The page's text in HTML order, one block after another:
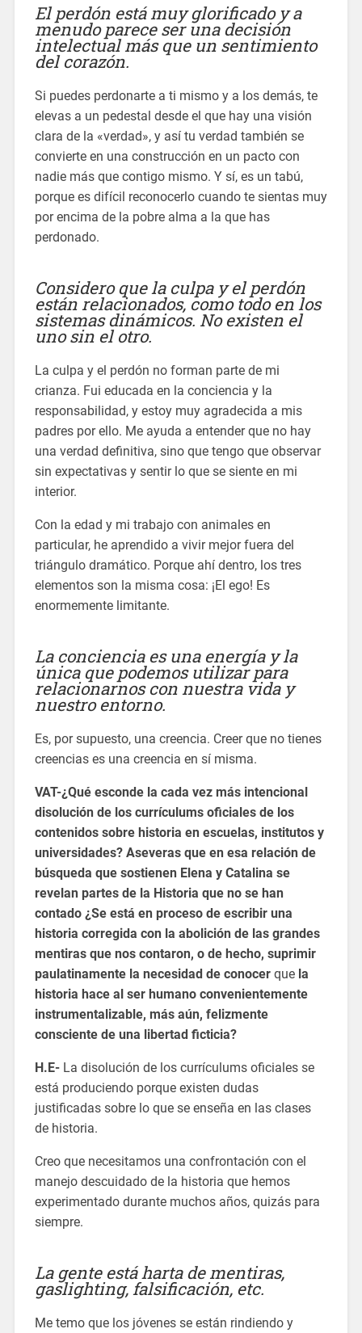
El perdón está muy glorificado y a
menudo parece ser una decisión
intelectual más que un sentimiento
del corazón.
Si puedes perdonarte a ti mismo y a los demás, te
elevas a un pedestal desde el que hay una visión
clara de la «verdad», y así tu verdad también se
convierte en una construcción en un pacto con
nadie más que contigo mismo. Y sí, es un tabú,
porque es difícil reconocerlo cuando te sientas muy
por encima de la pobre alma a la que has
perdonado.
Considero que la culpa y el perdón
están relacionados, como todo en los
sistemas dinámicos. No existen el
uno sin el otro.
La culpa y el perdón no forman parte de mi
crianza. Fui educada en la conciencia y la
responsabilidad, y estoy muy agradecida a mis
padres por ello. Me ayuda a entender que no hay
una verdad definitiva, sino que tengo que observar
sin expectativas y sentir lo que se siente en mi
interior.
Con la edad y mi trabajo con animales en
particular, he aprendido a vivir mejor fuera del
triángulo dramático. Porque ahí dentro, los tres
elementos son la misma cosa: ¡El ego! Es
enormemente limitante.
La conciencia es una energía y la
única que podemos utilizar para
relacionarnos con nuestra vida y
nuestro entorno.
Es, por supuesto, una creencia. Creer que no tienes
creencias es una creencia en sí misma.
VAT-¿Qué esconde la cada vez más intencional
disolución de los currículums oficiales de los
contenidos sobre historia en escuelas, institutos y
universidades? Aseveras que en esa relación de
búsqueda que sostienen Elena y Catalina se
revelan partes de la Historia que no se han
contado ¿Se está en proceso de escribir una
historia corregida con la abolición de las grandes
mentiras que nos contaron, o de hecho, suprimir
paulatinamente la necesidad de conocer que la
historia hace al ser humano convenientemente
instrumentalizable, más aún, felizmente
consciente de una libertad ficticia?
H.E- La disolución de los currículums oficiales se
está produciendo porque existen dudas
justificadas sobre lo que se enseña en las clases
de historia.
Creo que necesitamos una confrontación con el
manejo descuidado de la historia que hemos
experimentado durante muchos años, quizás para
siempre.
La gente está harta de mentiras,
gaslighting, falsificación, etc.
Me temo que los jóvenes se están rindiendo y